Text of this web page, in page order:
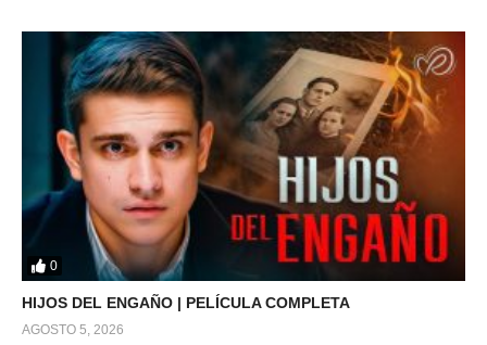
0
HIJOS DEL ENGAÑO | PELÍCULA COMPLETA
AGOSTO 5, 2026